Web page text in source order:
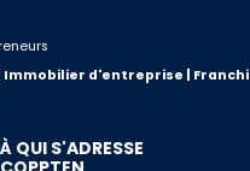
Immobilier d'entreprise |
À QUI S'ADRESSE